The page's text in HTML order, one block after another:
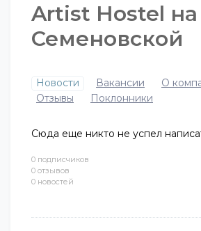
0 подписчиков
0 отзывов
0 новостей
Artist Hostel на
Семеновской
Новости Вакансии
О
Отзывы
Поклонники
Сюда еще никто не успел